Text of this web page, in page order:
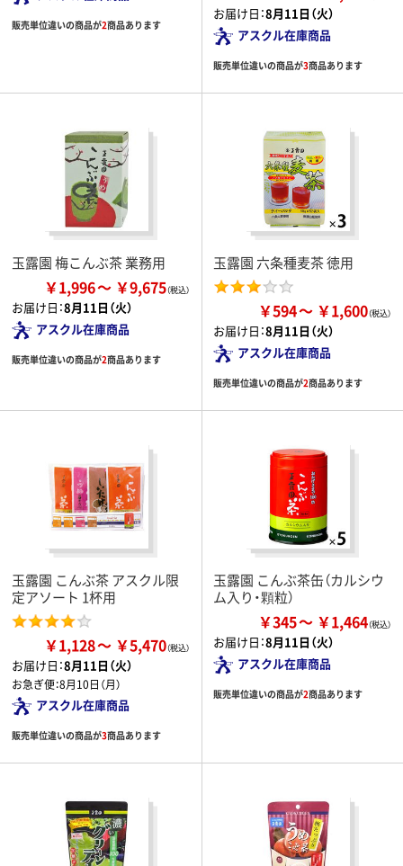
販売単位違いの商品が2商品あります
お届け日：8月11日（火）
アスクル在庫商品
販売単位違いの商品が3商品あります
玉露園 梅こんぶ茶 業務用
￥1,996 ￥9,675
お届け日：8月11日（火）
アスクル在庫商品
販売単位違いの商品が2商品あります
玉露園 六条種麦茶 徳用
￥594 ￥1,600
お届け日：8月11日（火）
アスクル在庫商品
販売単位違いの商品が2商品あります
玉露園 こんぶ茶 アスクル限
定アソート 1杯用
￥1,128 ￥5,470
お届け日：8月11日（火）
お急ぎ便：8月10日（月）
アスクル在庫商品
販売単位違いの商品が3商品あります
玉露園 こんぶ茶缶（カルシウ
ム入り・顆粒）
￥345 ￥1,464
お届け日：8月11日（火）
アスクル在庫商品
販売単位違いの商品が2商品あります